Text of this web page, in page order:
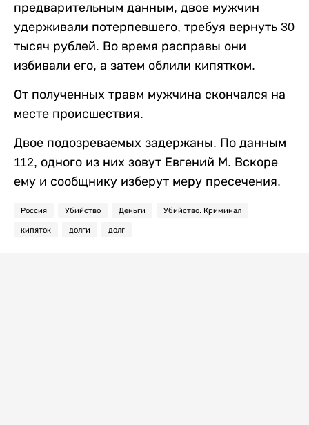
предварительным данным, двое мужчин
удерживали потерпевшего, требуя вернуть 30
тысяч рублей. Во время расправы они
избивали его, а затем облили кипятком.
От полученных травм мужчина скончался на
месте происшествия.
Двое подозреваемых задержаны. По данным
112, одного из них зовут Евгений М. Вскоре
ему и сообщнику изберут меру пресечения.
Россия Убийство Деньги Убийство. Криминал
кипяток долги долг